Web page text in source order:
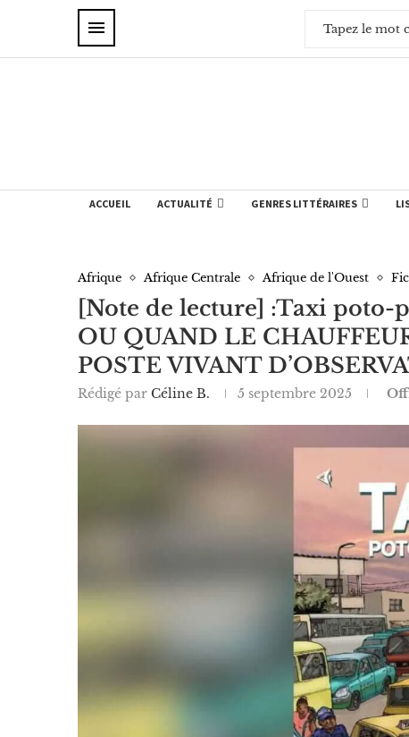
ACCUEIL ACTUALITÉ GENRES LITTÉRAIRES
Afrique Afrique Centrale Afrique de l'Ouest
[Note de lecture] :Taxi poto-
OU QUAND LE
POSTE VIVANT
Rédigé par Céline B. 5 septembre 2025